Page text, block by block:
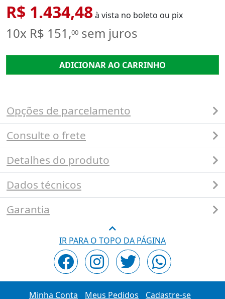
R$ 1.434,48à vista no boleto ou pix
10x R$ 151,00 sem juros
ADICIONAR AO CARRINHO
Opções de parcelamento
Consulte o frete
Detalhes do produto
Dados técnicos
Garantia
IR PARA O TOPO DA PÁGINA
Minha Conta Meus Pedidos Cadastre-se